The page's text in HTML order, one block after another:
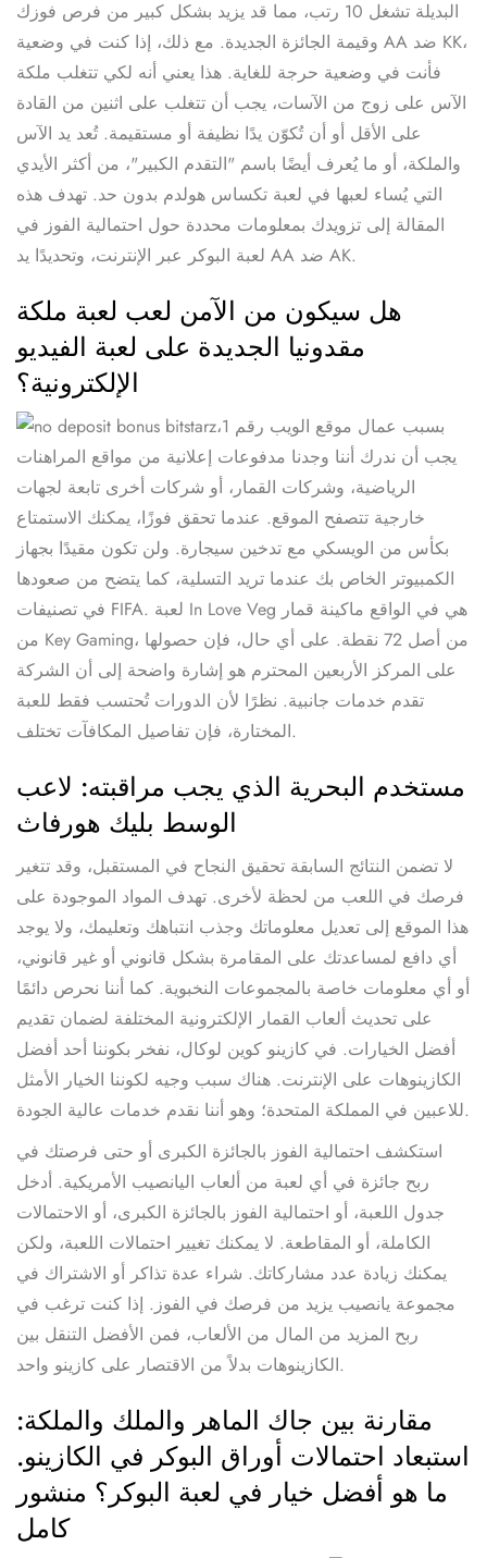
البديلة تشغل 10 رتب، مما قد يزيد بشكل كبير من فرص فوزك
وقيمة الجائزة الجديدة. مع ذلك، إذا كنت في وضعية AA ضد KK،
فأنت في وضعية حرجة للغاية. هذا يعني أنه لكي تتغلب ملكة
الآس على زوج من الآسات، يجب أن تتغلب على اثنين من القادة
على الأقل أو أن تُكوّن يدًا نظيفة أو مستقيمة. تُعد يد الآس
والملكة، أو ما يُعرف أيضًا باسم "التقدم الكبير"، من أكثر الأيدي
التي يُساء لعبها في لعبة تكساس هولدم بدون حد. تهدف هذه
المقالة إلى تزويدك بمعلومات محددة حول احتمالية الفوز في
لعبة البوكر عبر الإنترنت، وتحديدًا يد AA ضد AK.
هل سيكون من الآمن لعب لعبة ملكة
مقدونيا الجديدة على لعبة الفيديو
الإلكترونية؟
بسبب عمال موقع الويب رقم 1،
يجب أن ندرك أننا وجدنا مدفوعات إعلانية من مواقع المراهنات
الرياضية، وشركات القمار، أو شركات أخرى تابعة لجهات
خارجية تتصفح الموقع. عندما تحقق فوزًا، يمكنك الاستمتاع
بكأس من الويسكي مع تدخين سيجارة. ولن تكون مقيدًا بجهاز
الكمبيوتر الخاص بك عندما تريد التسلية، كما يتضح من صعودها
في تصنيفات FIFA. لعبة In Love Veg هي في الواقع ماكينة قمار
من Key Gaming، من أصل 72 نقطة. على أي حال، فإن حصولها
على المركز الأربعين المحترم هو إشارة واضحة إلى أن الشركة
تقدم خدمات جانبية. نظرًا لأن الدورات تُحتسب فقط للعبة
المختارة، فإن تفاصيل المكافآت تختلف.
مستخدم البحرية الذي يجب مراقبته: لاعب
الوسط بليك هورفاث
لا تضمن النتائج السابقة تحقيق النجاح في المستقبل، وقد تتغير
فرصك في اللعب من لحظة لأخرى. تهدف المواد الموجودة على
هذا الموقع إلى تعديل معلوماتك وجذب انتباهك وتعليمك، ولا يوجد
أي دافع لمساعدتك على المقامرة بشكل قانوني أو غير قانوني،
أو أي معلومات خاصة بالمجموعات النخبوية. كما أننا نحرص دائمًا
على تحديث ألعاب القمار الإلكترونية المختلفة لضمان تقديم
أفضل الخيارات. في كازينو كوين لوكال، نفخر بكوننا أحد أفضل
الكازينوهات على الإنترنت. هناك سبب وجيه لكوننا الخيار الأمثل
للاعبين في المملكة المتحدة؛ وهو أننا نقدم خدمات عالية الجودة.
استكشف احتمالية الفوز بالجائزة الكبرى أو حتى فرصتك في
ربح جائزة في أي لعبة من ألعاب اليانصيب الأمريكية. أدخل
جدول اللعبة، أو احتمالية الفوز بالجائزة الكبرى، أو الاحتمالات
الكاملة، أو المقاطعة. لا يمكنك تغيير احتمالات اللعبة، ولكن
يمكنك زيادة عدد مشاركاتك. شراء عدة تذاكر أو الاشتراك في
مجموعة يانصيب يزيد من فرصك في الفوز. إذا كنت ترغب في
ربح المزيد من المال من الألعاب، فمن الأفضل التنقل بين
الكازينوهات بدلاً من الاقتصار على كازينو واحد.
مقارنة بين جاك الماهر والملك والملكة:
استبعاد احتمالات أوراق البوكر في الكازينو.
ما هو أفضل خيار في لعبة البوكر؟ منشور
كامل